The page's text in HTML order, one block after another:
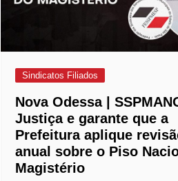
Sindicatos Filiados
Nova Odessa |
Justiça e garante que a
Prefeitura aplique
anual sobre o Piso
Magistério